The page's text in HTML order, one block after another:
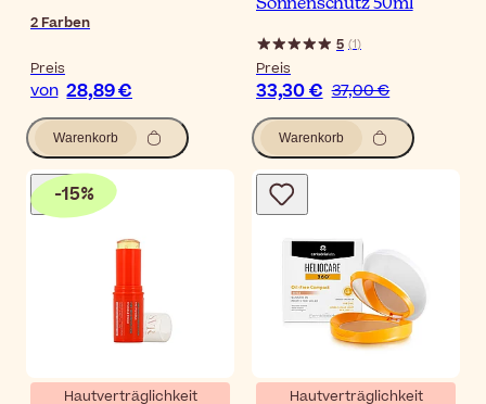
2 Farben
Preis
von 28,89 €
Warenkorb
Sonnenschutz 50ml
5 (1)
Preis
33,30 € 37,00 €
Warenkorb
-15%
Hautverträglichkeit Hautverträglichkeit